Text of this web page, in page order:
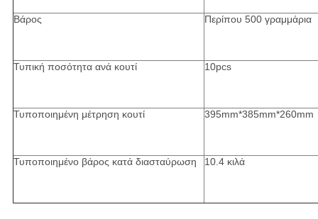
Βάρος Περίπου 500 γραμμάρια
Τυπική ποσότητα ανά κουτί 10pcs
Τυποποιημένη μέτρηση κουτί 395mm*385mm*260mm
Τυποποιημένο βάρος κατά διασταύρωση 10.4 κιλά